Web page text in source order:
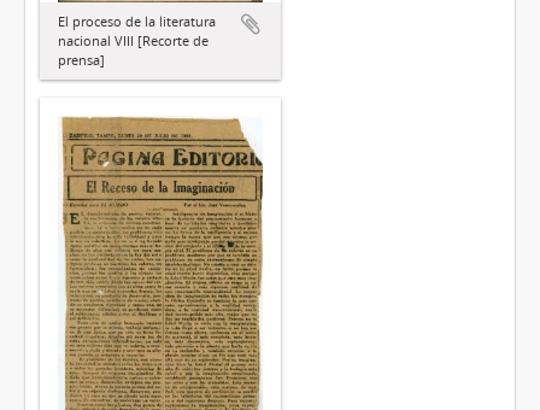
El proceso de la literatura
nacional VIII [Recorte de
prensa]